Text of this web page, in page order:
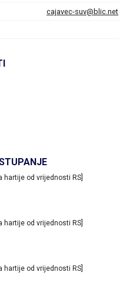
cajavec-suv@blic.net
hartije od vrijednosti RS]
hartije od vrijednosti RS]
hartije od vrijednosti RS]